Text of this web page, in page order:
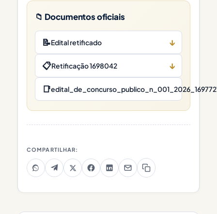
📁 Documentos oficiais
📝Edital retificado ↓
📋Retificação 1698042 ↓
📑
COMPARTILHAR: